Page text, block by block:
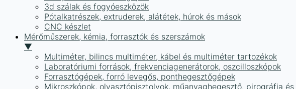
3d szálak és fogyóeszközök
Pótalkatrészek, extruderek, alátétek, húrok és mások
CNC készlet
Mérőműszerek, kémia, forrasztók és szerszámok
▼
Multiméter, bilincs multiméter, kábel és multiméter tartozékok
Laboratóriumi források, frekvenciagenerátorok, oszcilloszkópok
Forrasztógépek, forró levegős, ponthegesztőgépek
Mikroszkópok, olvasztópisztolyok, műanyaghegesztő, pirográfia